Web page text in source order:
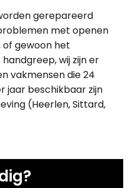
gerepareerd
met openen
gewoon het
wij zijn er
vakmensen die 24
jaar beschikbaar zijn
(Heerlen, Sittard,